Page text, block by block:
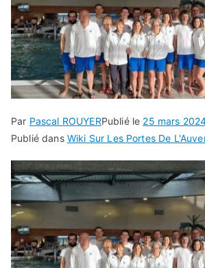
Par Pascal ROUYERPublié le 25 mars
Publié dans Wiki Sur Les Portes De